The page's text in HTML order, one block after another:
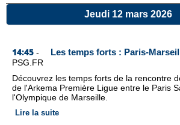
Jeudi 12 mars 2026
14:45 - Les temps forts : Paris-
PSG.FR
Découvrez les temps forts de la rencontre
de l'Arkema Première Ligue entre le Paris
l'Olympique de Marseille.
Lire la suite